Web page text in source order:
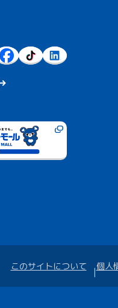
このサイトについて 個人